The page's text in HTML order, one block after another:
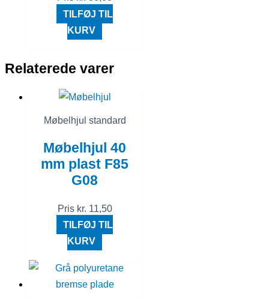
TILFØJ TIL
KURV
Relaterede varer
Møbelhjul standard
Møbelhjul 40
mm plast F85
G08
Pris kr. 11,50
TILFØJ TIL
KURV